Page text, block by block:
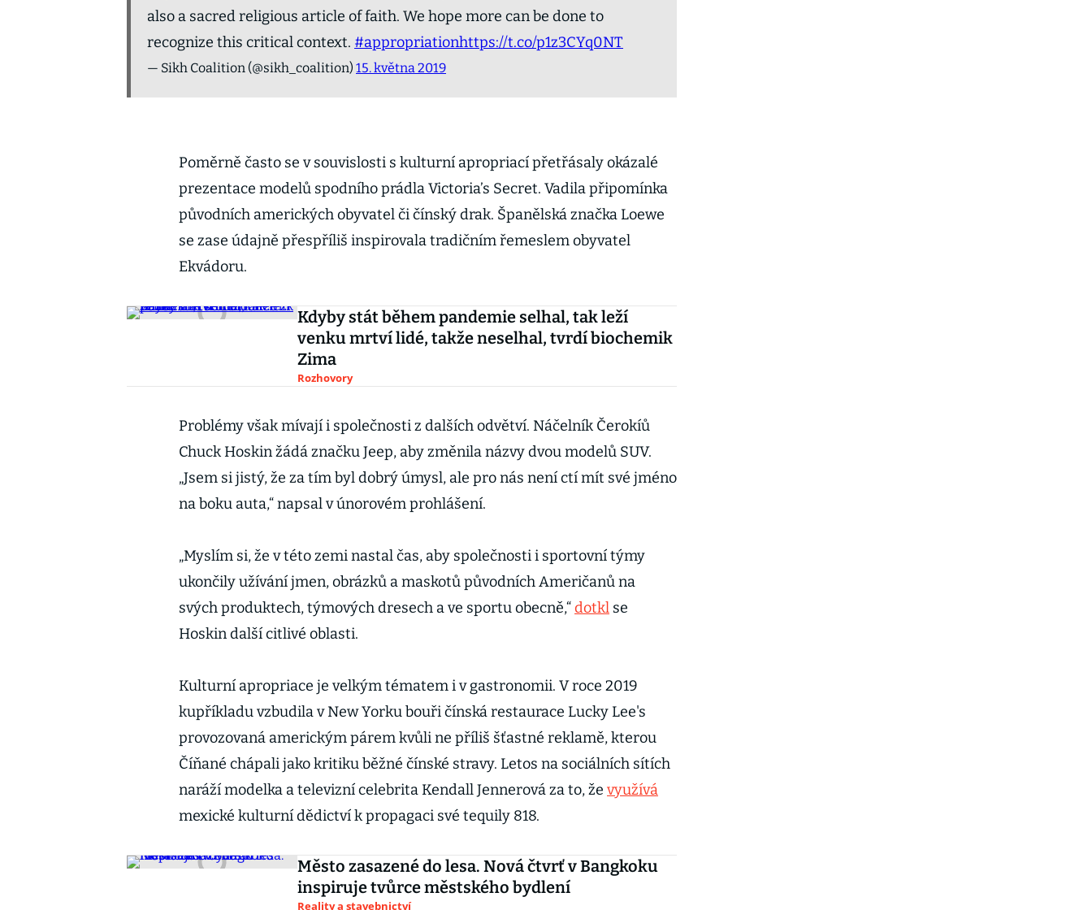
also a sacred religious article of faith. We hope more can be done to
recognize this critical context. #appropriationhttps://t.co/p1z3CYq0NT
— Sikh Coalition (@sikh_coalition) 15. května 2019
Poměrně často se v souvislosti s kulturní apropriací přetřásaly okázalé
prezentace modelů spodního prádla Victoria’s Secret. Vadila připomínka
původních amerických obyvatel či čínský drak. Španělská značka Loewe
se zase údajně přespříliš inspirovala tradičním řemeslem obyvatel
Ekvádoru.
Kdyby stát během pandemie selhal, tak leží
venku mrtví lidé, takže neselhal, tvrdí biochemik
Zima
Rozhovory
Problémy však mívají i společnosti z dalších odvětví. Náčelník Čerokíů
Chuck Hoskin žádá značku Jeep, aby změnila názvy dvou modelů SUV.
„Jsem si jistý, že za tím byl dobrý úmysl, ale pro nás není ctí mít své jméno
na boku auta,“ napsal v únorovém prohlášení.
„Myslím si, že v této zemi nastal čas, aby společnosti i sportovní týmy
ukončily užívání jmen, obrázků a maskotů původních Američanů na
svých produktech, týmových dresech a ve sportu obecně,“dotkl se
Hoskin další citlivé oblasti.
Kulturní apropriace je velkým tématem i v gastronomii. V roce 2019
kupříkladu vzbudila v New Yorku bouři čínská restaurace Lucky Lee's
provozovaná americkým párem kvůli ne příliš šťastné reklamě, kterou
Číňané chápali jako kritiku běžné čínské stravy. Letos na sociálních sítích
naráží modelka a televizní celebrita Kendall Jennerová za to, že využívá
mexické kulturní dědictví k propagaci své tequily 818.
Město zasazené do lesa. Nová čtvrť v Bangkoku
inspiruje tvůrce městského bydlení
Reality a stavebnictví